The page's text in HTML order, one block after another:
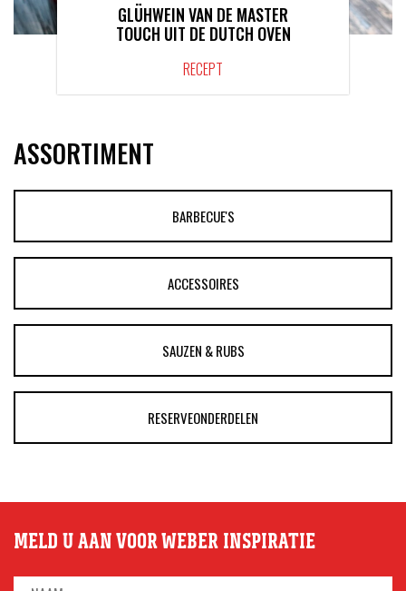
GLÜHWEIN VAN DE MASTER
TOUCH UIT DE DUTCH OVEN
RECEPT
ASSORTIMENT
BARBECUE'S
ACCESSOIRES
SAUZEN & RUBS
RESERVEONDERDELEN
MELD U AAN VOOR WEBER INSPIRATIE